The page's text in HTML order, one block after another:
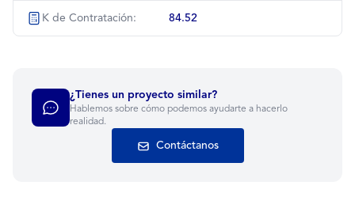
K de Contratación: 84.52
¿Tienes un proyecto similar?
Hablemos sobre cómo podemos ayudarte a hacerlo
realidad.
Contáctanos